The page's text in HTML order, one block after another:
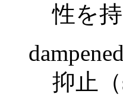
性を
抑止